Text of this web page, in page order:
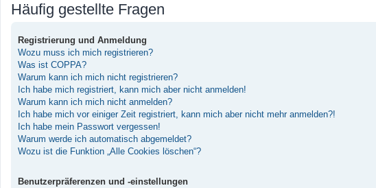
Häufig gestellte Fragen
Registrierung und Anmeldung
Wozu muss ich mich registrieren?
Was ist COPPA?
Warum kann ich mich nicht registrieren?
Ich habe mich registriert, kann mich aber nicht anmelden!
Warum kann ich mich nicht anmelden?
Ich habe mich vor einiger Zeit registriert, kann mich aber nicht mehr anmelden?!
Ich habe mein Passwort vergessen!
Warum werde ich automatisch abgemeldet?
Wozu ist die Funktion „Alle Cookies löschen“?
Benutzerpräferenzen und -einstellungen